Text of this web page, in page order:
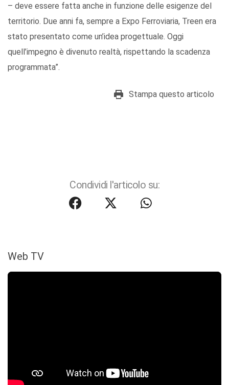
– deve essere fatta anche in funzione delle esigenze del
territorio. Due anni fa, sempre a Expo Ferroviaria, Treen era
stato presentato come un’idea progettuale. Oggi
quell’impegno è divenuto realtà, rispettando la scadenza
programmata”.
Stampa questo articolo
Condividi l'articolo su:
Web TV